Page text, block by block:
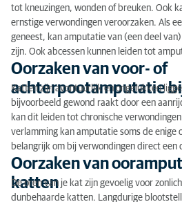
Oorzaken van teenamputatie
Oorzaken van
Hoe verloopt de ingreep?
Herstel en nazorg na
Kosten van amputatie bij
Voordelen en nadelen van
tot kneuzingen, wonden of breuken. Ook
ernstige verwondingen veroorzaken. Als
geneest, kan amputatie van (een deel
zijn. Ook abcessen kunnen leiden tot
Oorzaken van voor- of
achterpootamputatie
Katten zijn avontuurlijk en ongelukken
bijvoorbeeld gewond raakt door een
kan dit leiden tot chronische
verlamming kan amputatie soms de enige
belangrijk om bij verwondingen direct een
Oorzaken van
katten
De oren van je kat zijn gevoelig voor
dunbehaarde katten. Langdurige